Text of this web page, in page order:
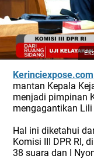
Kerinciexpose.com
mantan Kepala
menjadi pimpinan
mengagantikan
Hal ini diketahui
Komisi III DPR RI,
38 suara dan I